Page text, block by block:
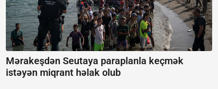
Mərakeşdən Seutaya paraplanla keçmək
istəyən miqrant həlak olub